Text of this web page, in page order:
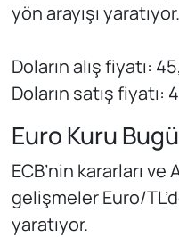
yön arayışı yaratıyor.
Doların alış fiyatı:
Doların satış fiyatı:
Euro Kuru
ECB’nin kararları
gelişmeler Euro/
yaratıyor.